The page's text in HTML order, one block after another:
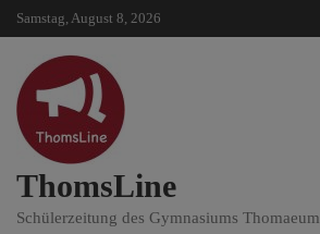
SkipSamstag, August 8, 2026
ThomsLine
Schülerzeitung des Gymnasiums Thomaeum